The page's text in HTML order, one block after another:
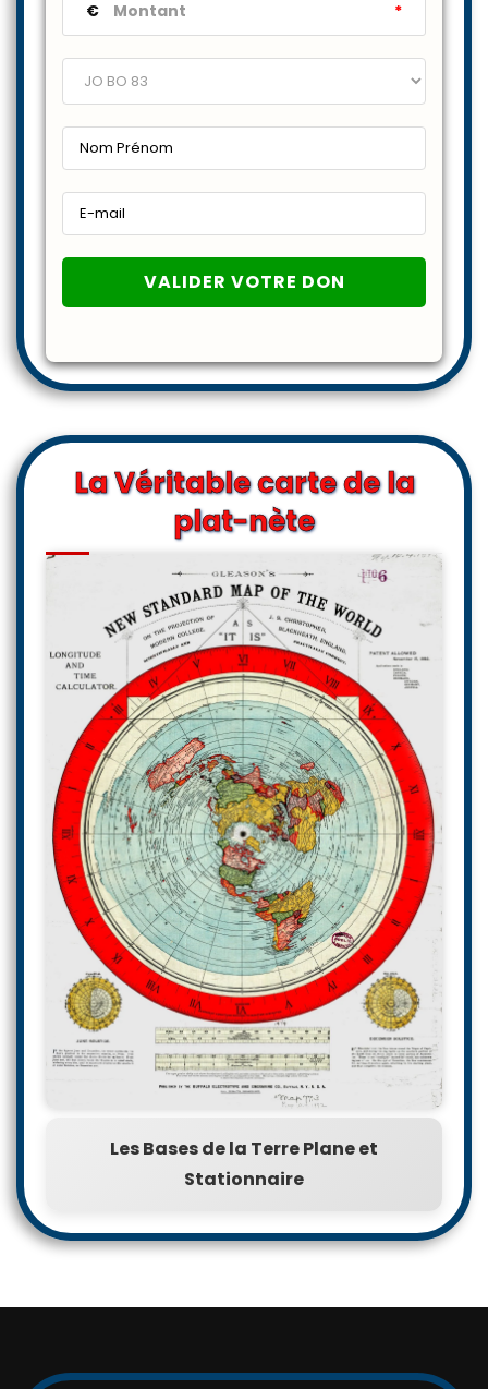
€ *
La Véritable carte de la
plat-nète
Les Bases de la Terre Plane et
Stationnaire